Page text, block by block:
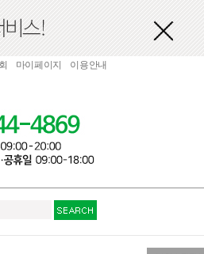
마이페이지 이용안내